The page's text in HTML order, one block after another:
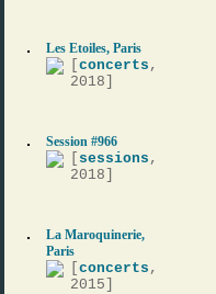
Les Etoiles, Paris
[concerts ,
2018]
Session #966
sessions ,
2018]
La Maroquinerie,
Paris
[concerts ,
2015]